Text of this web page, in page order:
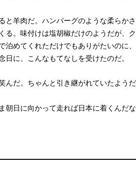
羊肉だ。ハンバーグのような柔らか
る。味付けは塩胡椒だけのようだが、
めてくれただけでもありがたいのに
に、こんなもてなしを受けたのだ。
だ。ちゃんと引き継がれていたようだ
朝日に向かって走れば日本に着くんだ